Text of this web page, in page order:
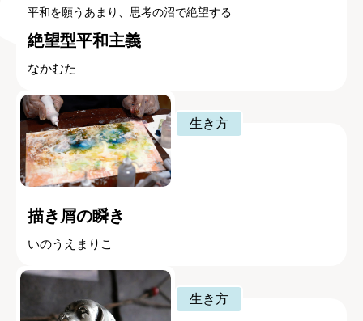
平和を願うあまり、思考の沼で絶望する
絶望型平和主義
なかむた
生き方
描き屑の瞬き
いのうえまりこ
生き方